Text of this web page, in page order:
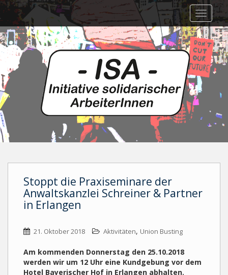
main
content
Stoppt die Praxiseminare der
Anwaltskanzlei Schreiner & Partner
in Erlangen
21. Oktober 2018 Aktivitäten, Union Busting
Am kommenden Donnerstag den 25.10.2018
werden wir um 12 Uhr eine Kundgebung vor dem
Hotel Bayerischer Hof in Erlangen abhalten.